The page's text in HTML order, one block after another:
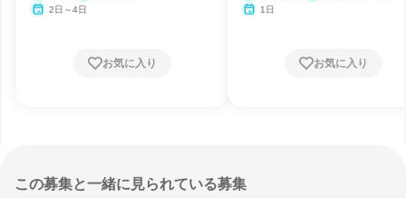
2日～4日
お気に入り
1日
お気に入り
この募集と一緒に見られている募集